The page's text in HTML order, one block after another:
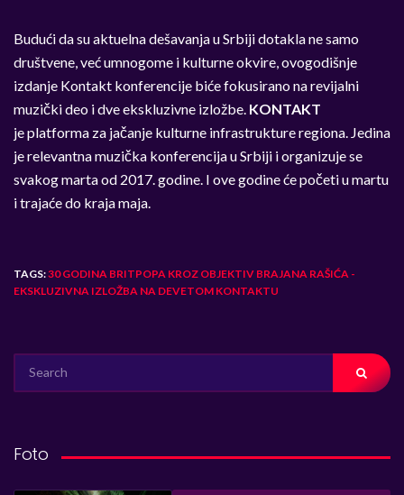
Budući da su aktuelna dešavanja u Srbiji dotakla ne samo
društvene, već umnogome i kulturne okvire, ovogodišnje
izdanje Kontakt konferencije biće fokusirano na revijalni
muzički deo i dve ekskluzivne izložbe. KONTAKT
je platforma za jačanje kulturne infrastrukture regiona. Jedina
je relevantna muzička konferencija u Srbiji i organizuje se
svakog marta od 2017. godine. I ove godine će početi u martu
i trajaće do kraja maja.
TAGS:30 GODINA BRITPOPA KROZ OBJEKTIV BRAJANA RAŠIĆA -
EKSKLUZIVNA IZLOŽBA NA DEVETOM KONTAKTU
FOR:
Foto